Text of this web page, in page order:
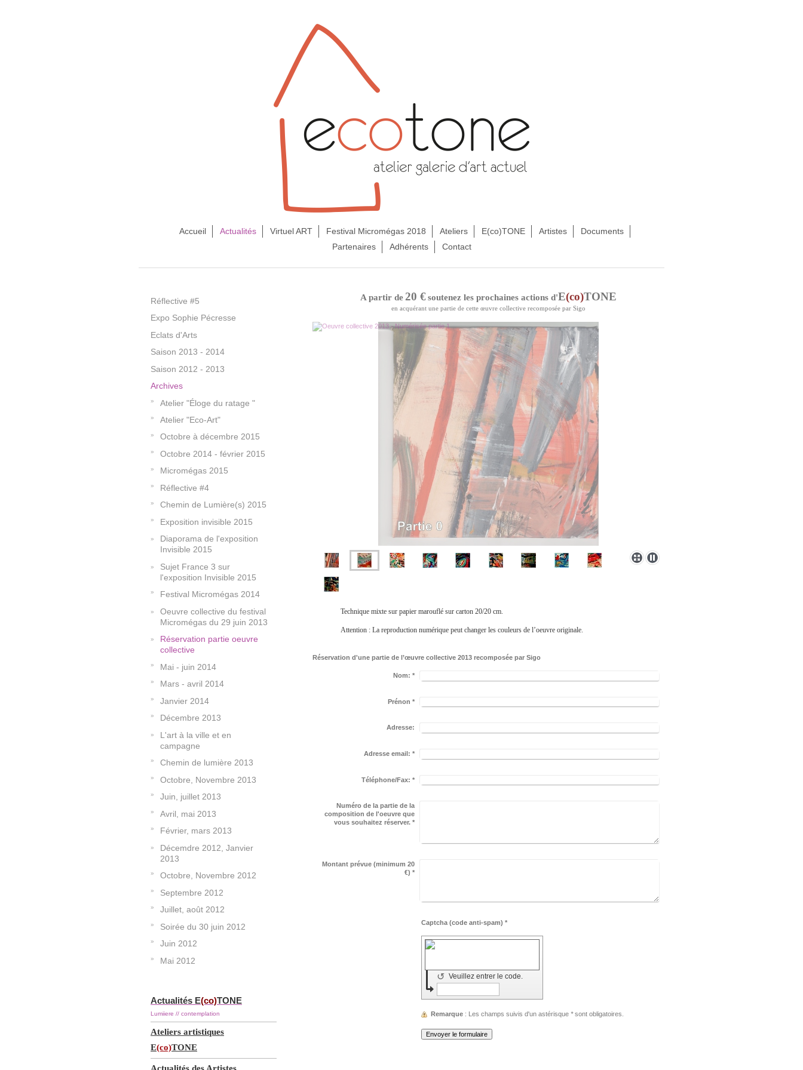
Accueil Actualités Virtuel ART Festival Micromégas 2018 Ateliers E(co)TONE Artistes
Documents
Partenaires
Adhérents Contact
A partir de20 €soutenez les prochaines actions d'E(co)TONE
en acquérant une partie de cette œuvre collective recomposée par Sigo
Technique mixte sur papier marouflé sur carton 20/20 cm.
Attention : La reproduction numérique peut changer les couleurs de l’oeuvre originale.
Réservation d'une partie de l’œuvre collective 2013 recomposée par Sigo
Nom: *
Prénon *
Adresse:
Adresse email: *
Téléphone/Fax: *
Numéro de la partie de la
composition de l'oeuvre que
vous souhaitez réserver.*
Montant prévue (minimum 20
€) *
Captcha (code anti-spam) *
Veuillez entrer le code.
↺
Remarque : Les champs suivis d'un astérisque*sont obligatoires.
Réflective #5
Expo Sophie Pécresse
Eclats d'Arts
Saison 2013 - 2014
Saison 2012 - 2013
Archives
Atelier "Éloge du ratage "
Atelier "Eco-Art"
Octobre à décembre 2015
Octobre 2014 - février 2015
Micromégas 2015
Réflective #4
Chemin de Lumière(s) 2015
Exposition invisible 2015
Diaporama de l'exposition
Invisible 2015
Sujet France 3 sur
l'exposition Invisible 2015
Festival Micromégas 2014
Oeuvre collective du festival
Micromégas du 29 juin 2013
Réservation partie oeuvre
collective
Mai - juin 2014
Mars - avril 2014
Janvier 2014
Décembre 2013
L'art à la ville et en
campagne
Chemin de lumière 2013
Octobre, Novembre 2013
Juin, juillet 2013
Avril, mai 2013
Février, mars 2013
Décemdre 2012, Janvier
2013
Octobre, Novembre 2012
Septembre 2012
Juillet, août 2012
Soirée du 30 juin 2012
Juin 2012
Mai 2012
Actualités E(co)TONE
Lumiiere // contemplation
Ateliers artistiques
E(co)TONE
Actualités des Artistes